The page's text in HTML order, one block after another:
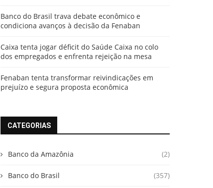
Banco do Brasil trava debate econômico e
condiciona avanços à decisão da Fenaban
Caixa tenta jogar déficit do Saúde Caixa no colo
dos empregados e enfrenta rejeição na mesa
Fenaban tenta transformar reivindicações em
prejuízo e segura proposta econômica
CATEGORIAS
Banco da Amazônia (2)
Banco do Brasil (357)